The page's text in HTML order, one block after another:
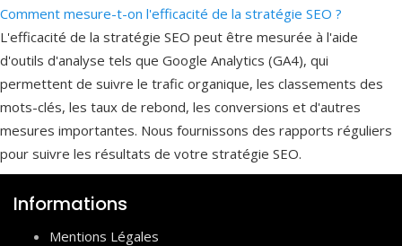
Comment mesure-t-on l'efficacité de la stratégie SEO ?
L'efficacité de la stratégie SEO peut être mesurée à l'aide
d'outils d'analyse tels que Google Analytics (GA4), qui
permettent de suivre le trafic organique, les classements des
mots-clés, les taux de rebond, les conversions et d'autres
mesures importantes. Nous fournissons des rapports réguliers
pour suivre les résultats de votre stratégie SEO.
Informations
Mentions Légales